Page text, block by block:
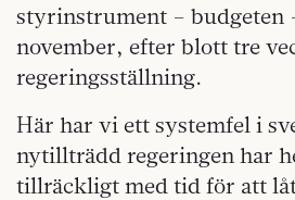
styrinstrument – budgeten
november, efter blott tre
regeringsställning.
Här har vi ett systemfel i
nytillträdd regeringen har
tillräckligt med tid för att